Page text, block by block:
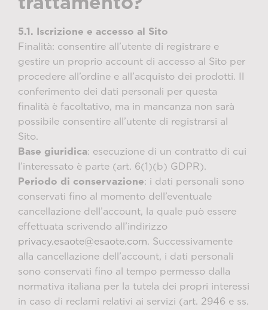
5.1. Iscrizione e accesso al Sito
Finalità: consentire all’utente di registrare e
gestire un proprio account di accesso al Sito per
procedere all’ordine e all’acquisto dei prodotti. Il
conferimento dei dati personali per questa
finalità è facoltativo, ma in mancanza non sarà
possibile consentire all’utente di registrarsi al
Sito.
Base giuridica: esecuzione di un contratto di cui
l’interessato è parte (art. 6(1)(b) GDPR).
Periodo di conservazione: i dati personali sono
conservati fino al momento dell’eventuale
cancellazione dell’account, la quale può essere
effettuata scrivendo all’indirizzo
privacy.esaote@esaote.com. Successivamente
alla cancellazione dell’account, i dati personali
sono conservati fino al tempo permesso dalla
normativa italiana per la tutela dei propri interessi
in caso di reclami relativi ai servizi (art. 2946 e ss.